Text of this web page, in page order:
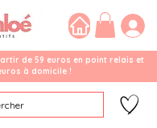
de 59 euros en point relais et
à domicile !